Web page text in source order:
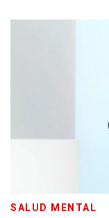
SALUD MENTAL